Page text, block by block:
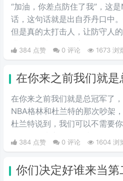
“加油，你差点防住了我”，这
话，这句话就是出自乔丹口中
但是真的太打击人，让防守人
进攻，根本不敢说这句话。
384 点赞 0 评论 1673 浏
在你来之前我们就是
在你来之前我们就是总冠军了
NBA格林和杜兰特的那次吵架
杜兰特说到，我们可以不需要
好，在你来之前我们就是总冠
杜兰特第二年便选择加盟了篮网
384 点赞 0 评论 1604 浏
你们决定好谁来当第